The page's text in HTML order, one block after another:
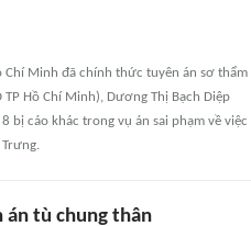
Chí Minh đã chính thức tuyên án sơ thẩm
Hồ Chí Minh), Dương Thị Bạch Diệp
bị cáo khác trong vụ án sai phạm về việc
Trưng.
án tù chung thân